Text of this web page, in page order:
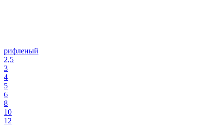
рифленый
2,5
3
4
5
6
8
10
12